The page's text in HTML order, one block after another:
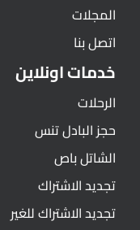
المجلات
اتصل بنا
خدمات اونلاين
الرحلات
حجز البادل تنس
الشاتل باص
تجديد الاشتراك
تجديد الاشتراك للغير